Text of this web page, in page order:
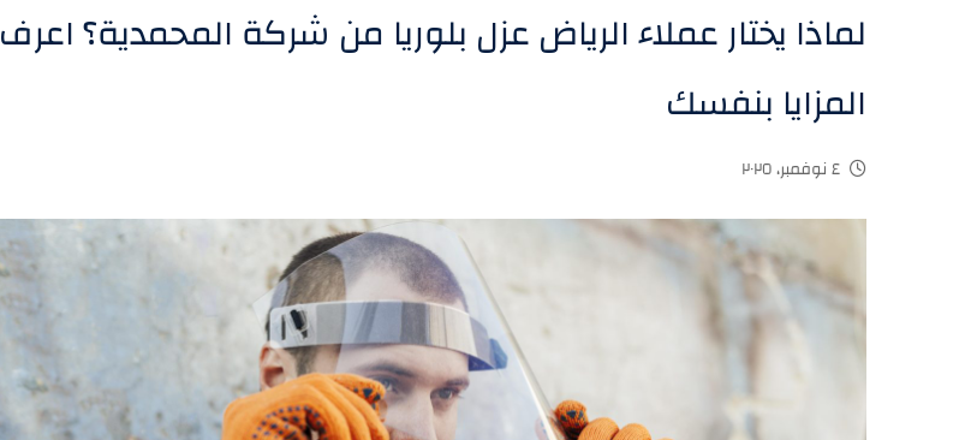
لماذا يختار عملاء الرياض عزل بلوريا من شركة المحمدية؟ اعرف
المزايا بنفسك
٤ نوفمبر، ٢٠٢٥